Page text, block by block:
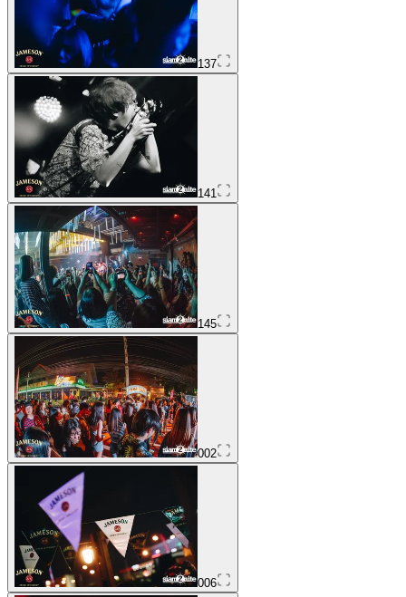
137
141
145
002
006